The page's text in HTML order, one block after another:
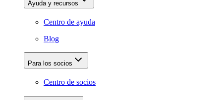
Ayuda y recursos
Centro de ayuda
Blog
Para los socios
Centro de socios